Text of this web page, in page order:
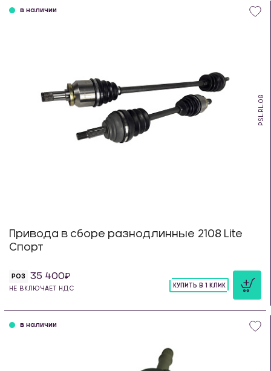
PSL.RL.08
в наличии
Привода в сборе разнодлинные 2108 Lite
Спорт
РОЗ 35 400
НЕ ВКЛЮЧАЕТ НДС
КУПИТЬ В 1 КЛИК
в наличии